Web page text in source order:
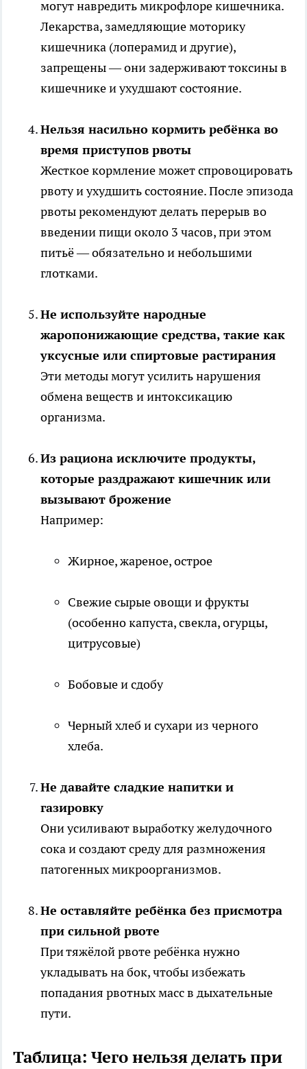
могут навредить микрофлоре кишечника.
Лекарства, замедляющие моторику
кишечника (лоперамид и другие),
запрещены — они задерживают токсины в
кишечнике и ухудшают состояние.
Нельзя насильно кормить ребёнка во
время приступов рвоты
Жесткое кормление может спровоцировать
рвоту и ухудшить состояние. После эпизода
рвоты рекомендуют делать перерыв во
введении пищи около 3 часов, при этом
питьё — обязательно и небольшими
глотками.
Не используйте народные
жаропонижающие средства, такие как
уксусные или спиртовые растирания
Эти методы могут усилить нарушения
обмена веществ и интоксикацию
организма.
Из рациона исключите продукты,
которые раздражают кишечник или
вызывают брожение
Например:
Жирное, жареное, острое
Свежие сырые овощи и фрукты
(особенно капуста, свекла, огурцы,
цитрусовые)
Бобовые и сдобу
Черный хлеб и сухари из черного
хлеба.
Не давайте сладкие напитки и
газировку
Они усиливают выработку желудочного
сока и создают среду для размножения
патогенных микроорганизмов.
Не оставляйте ребёнка без присмотра
при сильной рвоте
При тяжёлой рвоте ребёнка нужно
укладывать на бок, чтобы избежать
попадания рвотных масс в дыхательные
пути.
Таблица: Чего нельзя делать при